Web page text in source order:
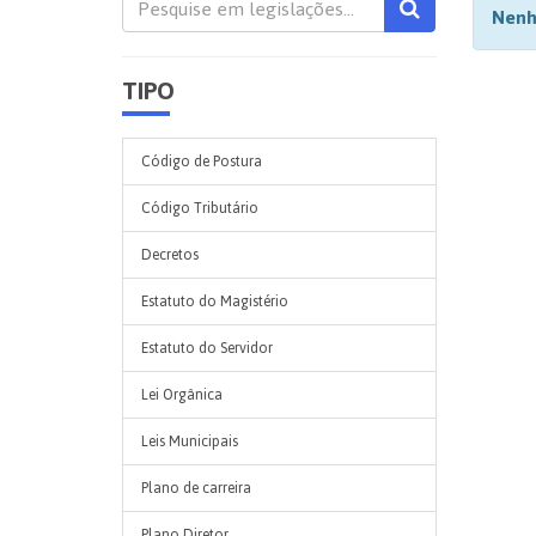
TIPO
Código de Postura
Código Tributário
Decretos
Estatuto do Magistério
Estatuto do Servidor
Lei Orgânica
Leis Municipais
Plano de carreira